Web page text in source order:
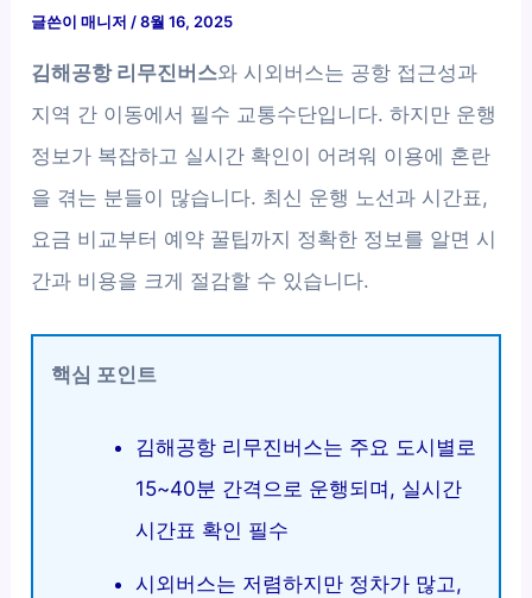
글쓴이매니저 /8월 16, 2025
김해공항 리무진버스와 시외버스는 공항 접근성과
지역 간 이동에서 필수 교통수단입니다. 하지만 운행
정보가 복잡하고 실시간 확인이 어려워 이용에 혼란
을 겪는 분들이 많습니다. 최신 운행 노선과 시간표,
요금 비교부터 예약 꿀팁까지 정확한 정보를 알면 시
간과 비용을 크게 절감할 수 있습니다.
핵심 포인트
김해공항 리무진버스는 주요 도시별로
15~40분 간격으로 운행되며, 실시간
시간표 확인 필수
시외버스는 저렴하지만 정차가 많고,